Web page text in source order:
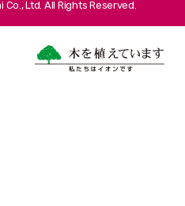
Ltd. All Rights Reserved.